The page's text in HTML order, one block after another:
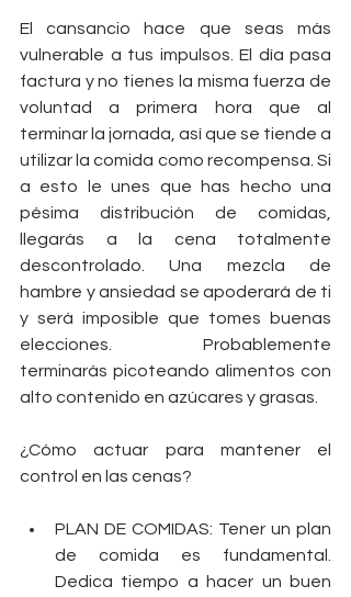
El cansancio hace que seas más
vulnerable a tus impulsos. El día pasa
factura y no tienes la misma fuerza de
voluntad a primera hora que al
terminar la jornada, así que se tiende a
utilizar la comida como recompensa. Si
a esto le unes que has hecho una
pésima distribución de comidas,
llegarás a la cena totalmente
descontrolado. Una mezcla de
hambre y ansiedad se apoderará de ti
y será imposible que tomes buenas
elecciones. Probablemente
terminarás picoteando alimentos con
alto contenido en azúcares y grasas.
¿Cómo actuar para mantener el
control en las cenas?
PLAN DE COMIDAS: Tener un plan
de comida es fundamental.
Dedica tiempo a hacer un buen